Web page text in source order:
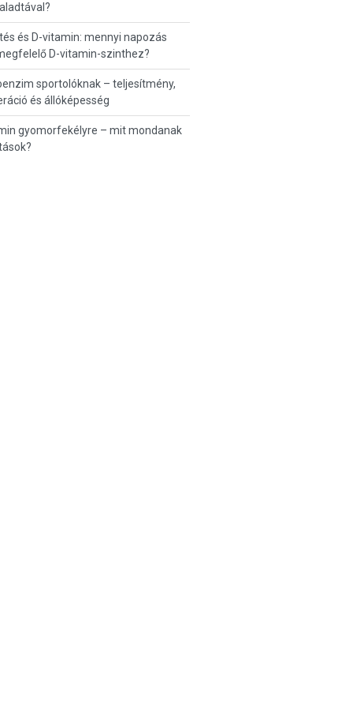
és D-vitamin: mennyi napozás
D-vitamin-szinthez?
sportolóknak – teljesítmény,
és állóképesség
gyomorfekélyre – mit mondanak